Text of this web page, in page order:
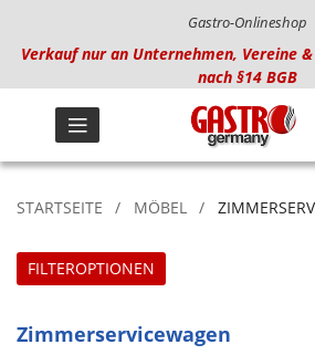
Gastro-Onlineshop
Verkauf nur an Unternehmen, Vereine
nach §14 BGB
STARTSEITE MÖBEL
Zimmerservicewagen
FILTEROPTIONEN